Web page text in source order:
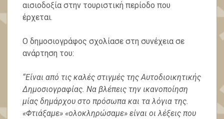
αισιοδοξία στην τουριστική περίοδο που
έρχεται.
Ο δημοσιογράφος σχολίασε στη συνέχεια σε
ανάρτηση του:
“Είναι από τις καλές στιγμές της Αυτοδιοικητικής
Δημοσιογραφίας. Να βλέπεις την ικανοποίηση
μίας δημάρχου στο πρόσωπα και τα λόγια της.
«Φτιάξαμε» «ολοκληρώσαμε» είναι οι λέξεις που